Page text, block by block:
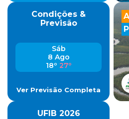
Condições &
Previsão
Sáb
8 Ago
18º 27º
Ver Previsão Completa
UFIB 2026